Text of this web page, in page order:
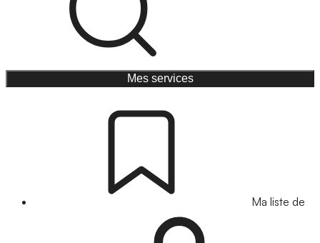
Mes services
Ma liste de